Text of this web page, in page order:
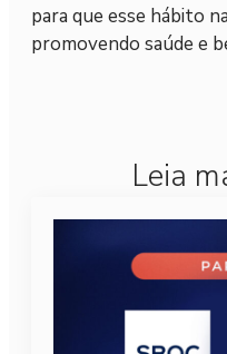
para que esse hábito
promovendo saúde e
Leia